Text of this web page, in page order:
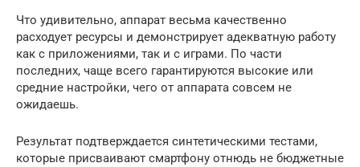
Что удивительно, аппарат весьма качественно
расходует ресурсы и демонстрирует адекватную работу
как с приложениями, так и с играми. По части
последних, чаще всего гарантируются высокие или
средние настройки, чего от аппарата совсем не
ожидаешь.
Результат подтверждается синтетическими тестами,
которые присваивают смартфону отнюдь не бюджетные